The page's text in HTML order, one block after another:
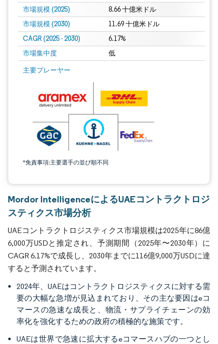
市場規模 (2025) 8.66 十億米ドル
市場規模 (2030) 11.69 十億米ドル
CAGR (2025 - 2030) 6.17%
市場集中度 低
主要プレーヤー
*免責事項:主要選手の並び順不同
Mordor IntelligenceによるUAEコントラクトロジ
スティクス市場分析
UAEコントラクトロジスティクス市場規模は2025年に86億
6,000万USDと推定され、予測期間（2025年〜2030年）に
CAGR 6.17%で成長し、2030年までに116億9,000万USDに達
すると予測されています。
2024年、UAEはコントラクトロジスティクスに対する需
要の大幅な急増が見込まれており、その主な要因はeコ
マースの急速な成長と、物流・サプライチェーンの効
率化を強化するための政府の積極的な施策です。
UAEは世界で急速に拡大するeコマースハブの一つとし